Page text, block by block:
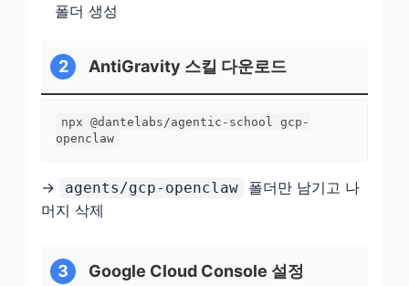
폴더 생성
2 AntiGravity 스킬 다운로드
npx @dantelabs/agentic-school gcp-
openclaw
→ agents/gcp-openclaw
폴더만 남기고 나
머지 삭제
3 Google Cloud Console 설정